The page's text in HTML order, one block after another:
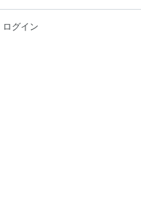
ログイン